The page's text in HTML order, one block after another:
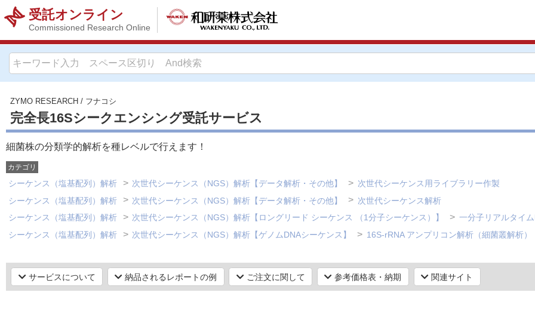
受託オンライン
Commissioned Research Online
ZYMO RESEARCH / フナコシ
完全長16Sシークエンシング受託サービス
細菌株の分類学的解析を種レベルで行えます！
カテゴリ
シーケンス（塩基配列）解析 次世代シーケンス（NGS）解析【データ解析・その他】
次世代シーケンス用ライブラリー作製
シーケンス（塩基配列）解析
次世代シーケンス（NGS）解析【データ解析・その他】
次世代シーケンス解析
シーケンス（塩基配列）解析
次世代シーケンス（NGS）解析【ロングリード シーケンス （1分子シーケンス）】
一分子リアルタイ
シーケンス（塩基配列）解析
次世代シーケンス（NGS）解析【ゲノムDNAシーケンス】 16S-rRNA アンプリコン解析（細菌叢解析）
サービスについて 納品されるレポートの例 ご注文に関して 参考価格表・納期 関連サイト